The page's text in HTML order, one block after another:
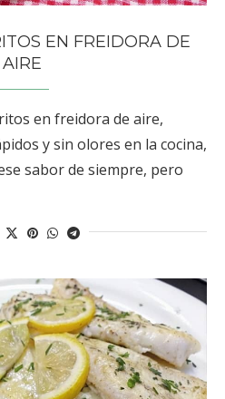
EN FREIDORA DE
AIRE
en freidora de aire,
y sin olores en la cocina,
sabor de siempre, pero